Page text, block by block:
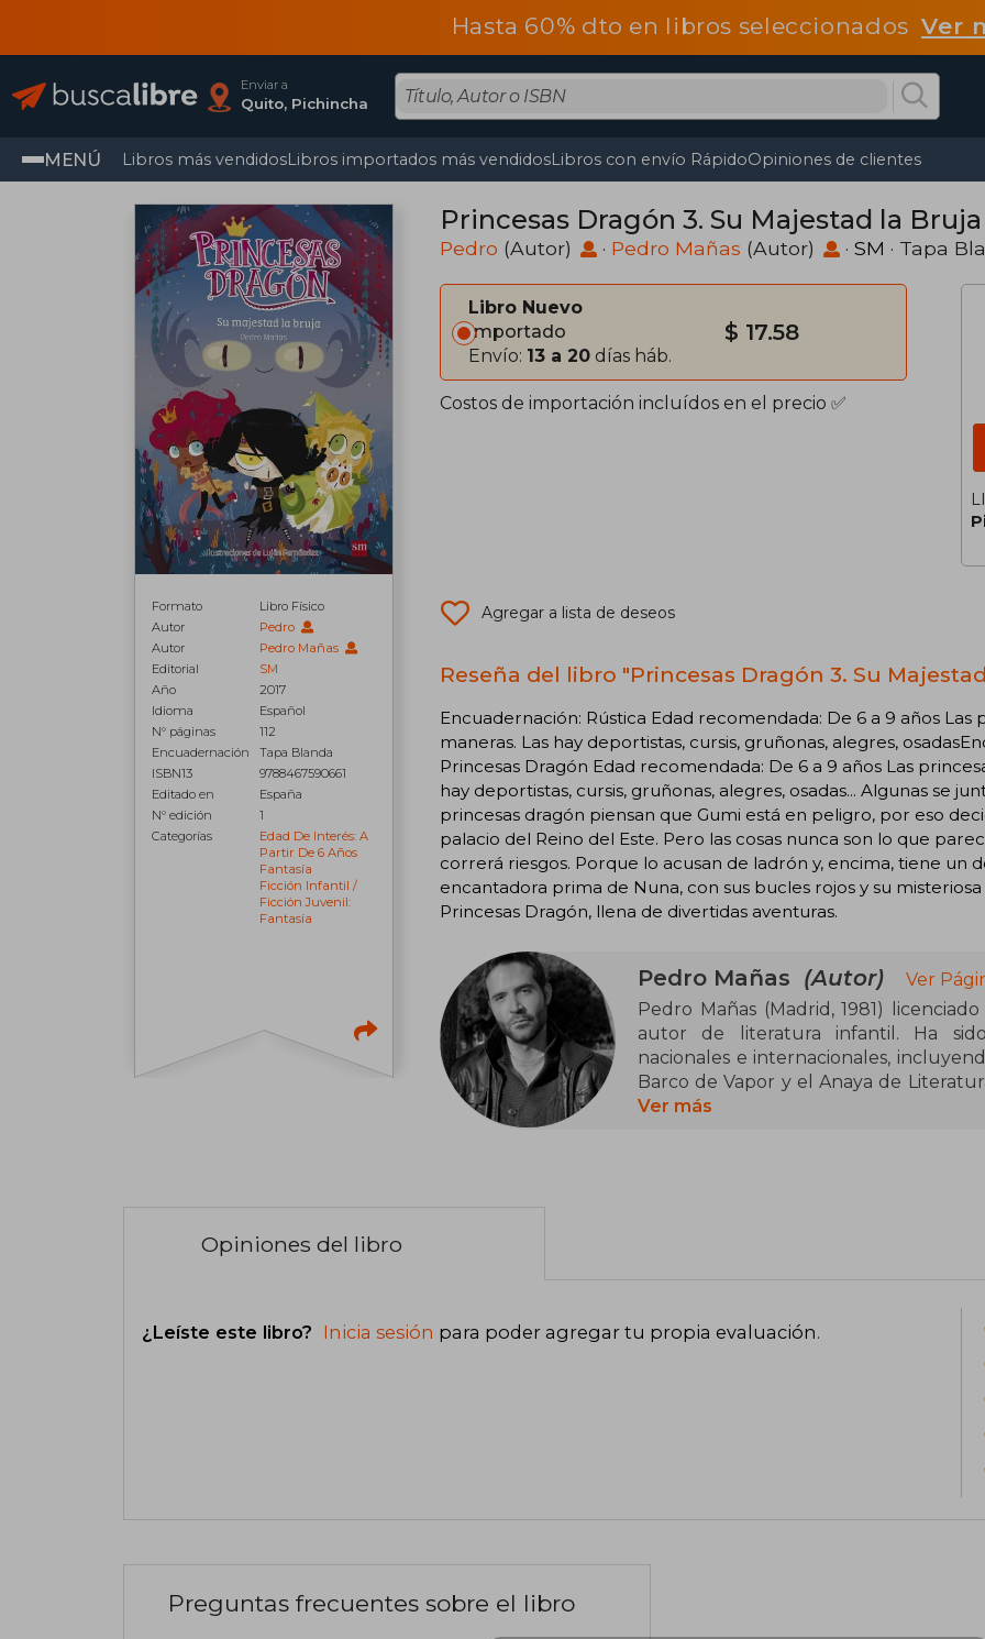
Hasta 60% dto en libros seleccionadosVer
Enviar a
Quito, Pichincha
MENÚ Libros más vendidosLibros importados más vendidosLibros con envío RápidoOpiniones de clientes
Formato
Libro Físico
Autor
Pedro
Autor
Pedro Mañas
Editorial
SM
Año
2017
Idioma
Español
N° páginas
112
Encuadernación
Tapa Blanda
ISBN13
9788467590661
Editado en
España
N° edición
1
Categorías
Edad De Interés: A
Partir De 6 Años
Fantasía
Ficción Infantil /
Ficción Juvenil:
Fantasía
Princesas Dragón 3. Su Majestad la Bruja
Pedro (Autor) · Pedro Mañas (Autor) · SM · Tapa
Libro Nuevo
Importado
Envío: 13 a 20 días háb.
$ 17.58
Costos de importación incluídos en el precio ✅
Agregar a lista de deseos
Reseña del libro "Princesas Dragón 3. Su
Encuadernación: Rústica Edad recomendada: De 6 a 9 años
maneras. Las hay deportistas, cursis, gruñonas, alegres,
Princesas Dragón Edad recomendada: De 6 a 9 años Las
hay deportistas, cursis, gruñonas, alegres, osadas... Algunas se
princesas dragón piensan que Gumi está en peligro, por eso
palacio del Reino del Este. Pero las cosas nunca son lo que
correrá riesgos. Porque lo acusan de ladrón y, encima, tiene un
encantadora prima de Nuna, con sus bucles rojos y su
Princesas Dragón, llena de divertidas aventuras.
Pedro Mañas (Autor)
Ver
Pedro Mañas (Madrid, 1981)
autor de literatura infantil. Ha
nacionales e internacionales,
Barco de Vapor y el Anaya de
por su humor, originalidad y capacidad
Ver más
Opiniones del libro
¿Leíste este libro? Inicia sesión para poder agregar tu propia evaluación.
Preguntas frecuentes sobre el libro